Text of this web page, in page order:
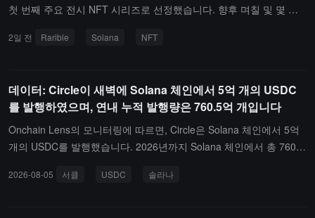
첫 번째 주요 전시 NFT 시리즈로 선정했습니다. 향후 며칠 및 몇 주
목할 예정입니다.Rarible은 팀이 지난 몇 달 동안 지속적으로 개발,
를 이해했다고 밝혔습니다. 관련 피드백은 플랫폼의 현재 여러 제품
결정에 영향을 미쳤습니다. Rarible은 이전에 Solana에서 출시된 Ga
cha Station이 단독 기능이 아니라 이번 출시의 초기 시도라고 언급
했습니다.Rarible은 현재 출시된 내용이 기본 버전에 불과하며, 향후
추가하고 Solana 생태계와 함께 플랫폼 발전을 추진할 것이라고 밝
2일 전 Rarible Solana NFT
데이터: Circle이 새벽에 Solana 체인에서 5억 개의 USDC
를 발행하였으며, 연내 누적 발행량은 760.5억 개입니다
Onchain Lens의 모니터링에 따르면, Circle은 Solana 체인에서 5억
개의 USDC를 발행했습니다. 2026년까지 Solana 체인에서 총 760.5
2026-08-05 서클 USDC 솔라나